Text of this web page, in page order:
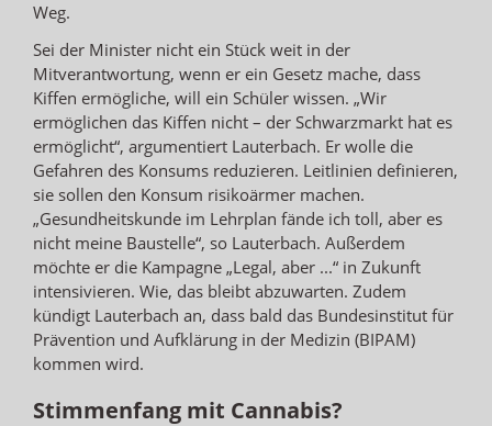
Weg.
Sei der Minister nicht ein Stück weit in der
Mitverantwortung, wenn er ein Gesetz mache, dass
Kiffen ermögliche, will ein Schüler wissen. „Wir
ermöglichen das Kiffen nicht – der Schwarzmarkt hat es
ermöglicht“, argumentiert Lauterbach. Er wolle die
Gefahren des Konsums reduzieren. Leitlinien definieren,
sie sollen den Konsum risikoärmer machen.
„Gesundheitskunde im Lehrplan fände ich toll, aber es
nicht meine Baustelle“, so Lauterbach. Außerdem
möchte er die Kampagne „Legal, aber ...“ in Zukunft
intensivieren. Wie, das bleibt abzuwarten. Zudem
kündigt Lauterbach an, dass bald das Bundesinstitut für
Prävention und Aufklärung in der Medizin (BIPAM)
kommen wird.
Stimmenfang mit Cannabis?